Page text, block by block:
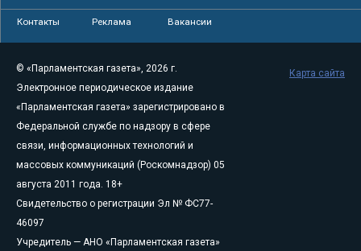
Контакты Реклама Вакансии
© «Парламентская газета», 2026 г.
Электронное периодическое издание
«Парламентская газета» зарегистрировано в
Федеральной службе по надзору в сфере
связи, информационных технологий и
массовых коммуникаций (Роскомнадзор) 05
августа 2011 года. 18+
Свидетельство о регистрации Эл № ФС77-
46097
Учредитель — АНО «Парламентская газета»
Карта сайта